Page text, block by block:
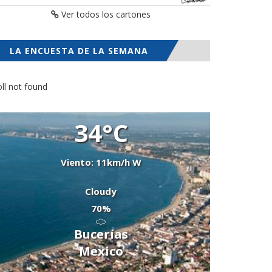
Ver todos los cartones
LA ENCUESTA DE LA SEMANA
not found
34°C
Viento: 11km/h W
Cloudy
70%
Bucerías
Mexico